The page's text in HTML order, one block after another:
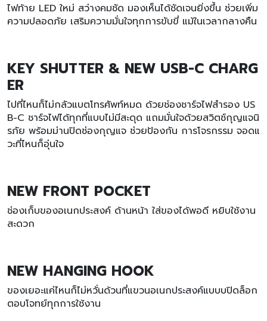
ไฟท้าย LED ใหม่ สว่างคมชัด มองเห็นได้ชัดเจนยิ่งขึ้น ช่วยเพิ่ม
ความปลอดภัย เสริมความมั่นใจทุกการขับขี่ แม้ในเวลากลางคืน
KEY SHUTTER & NEW USB-C CHARG
ER
ไปที่ไหนก็ไม่กลัวแบตโทรศัพท์หมด ด้วยช่องชาร์จไฟสำรอง US
B-C ชาร์จไฟได้ทุกที่แบบไม่มีสะดุด แถมมั่นใจด้วยสวิตช์กุญแจนิ
รภัย พร้อมม่านปิดช่องกุญแจ ช่วยป้องกัน การโจรกรรม จอดแ
วะที่ไหนก็อุ่นใจ
NEW FRONT POCKET
ช่องเก็บของอเนกประสงค์ ด้านหน้า ใส่ของได้พอดี หยิบใช้งาน
สะดวก
NEW HANGING HOOK
ของเยอะแค่ไหนก็ไม่หวั่นด้วนที่แขวนอเนกประสงค์แบบบปิดล็อก
ตอบโจทย์ทุกการใช้งาน